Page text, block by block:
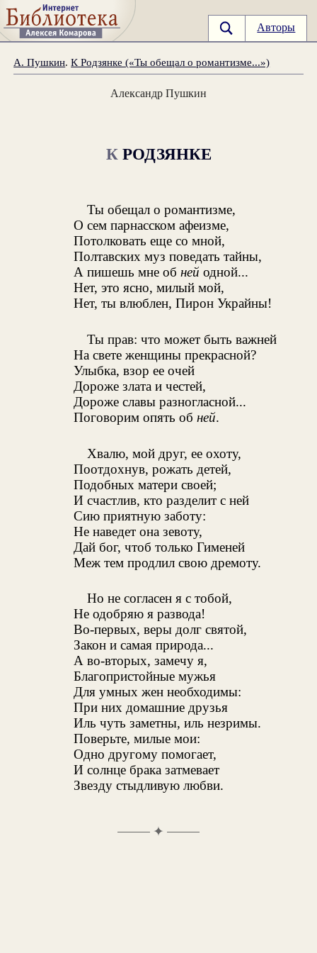
Авторы
А. Пушкин.К Родзянке («Ты обещал о романтизме...»)
Александр Пушкин
К РОДЗЯНКЕ
Ты обещал о романтизме,
О сем парнасском афеизме,
Потолковать еще со мной,
Полтавских муз поведать тайны,
А пишешь мне об ней одной...
Нет, это ясно, милый мой,
Нет, ты влюблен, Пирон Украйны!
Ты прав: что может быть важней
На свете женщины прекрасной?
Улыбка, взор ее очей
Дороже злата и честей,
Дороже славы разногласной...
Поговорим опять об ней.
Хвалю, мой друг, ее охоту,
Поотдохнув, рожать детей,
Подобных матери своей;
И счастлив, кто разделит с ней
Сию приятную заботу:
Не наведет она зевоту,
Дай бог, чтоб только Гименей
Меж тем продлил свою дремоту.
Но не согласен я с тобой,
Не одобряю я развода!
Во-первых, веры долг святой,
Закон и самая природа...
А во-вторых, замечу я,
Благопристойные мужья
Для умных жен необходимы:
При них домашние друзья
Иль чуть заметны, иль незримы.
Поверьте, милые мои:
Одно другому помогает,
И солнце брака затмевает
Звезду стыдливую любви.
✦